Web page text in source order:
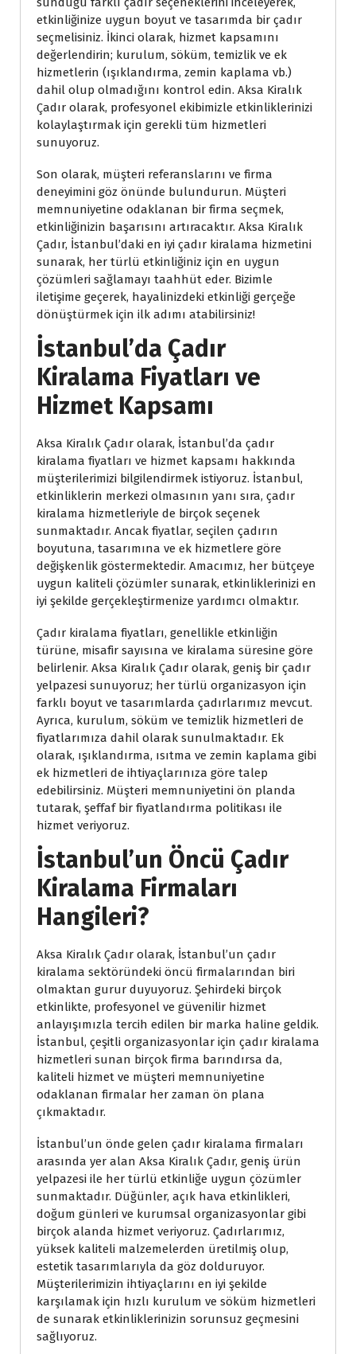
etkinliğinize uygun boyut ve tasarımda bir çadır
seçmelisiniz. İkinci olarak, hizmet kapsamını
değerlendirin; kurulum, söküm, temizlik ve ek
hizmetlerin (ışıklandırma, zemin kaplama vb.)
dahil olup olmadığını kontrol edin. Aksa Kiralık
Çadır olarak, profesyonel ekibimizle etkinliklerinizi
kolaylaştırmak için gerekli tüm hizmetleri
sunuyoruz.
Son olarak, müşteri referanslarını ve firma
deneyimini göz önünde bulundurun. Müşteri
memnuniyetine odaklanan bir firma seçmek,
etkinliğinizin başarısını artıracaktır. Aksa Kiralık
Çadır, İstanbul’daki en iyi çadır kiralama hizmetini
sunarak, her türlü etkinliğiniz için en uygun
çözümleri sağlamayı taahhüt eder. Bizimle
iletişime geçerek, hayalinizdeki etkinliği gerçeğe
dönüştürmek için ilk adımı atabilirsiniz!
İstanbul’da Çadır
Kiralama Fiyatları ve
Hizmet Kapsamı
Aksa Kiralık Çadır olarak, İstanbul’da çadır
kiralama fiyatları ve hizmet kapsamı hakkında
müşterilerimizi bilgilendirmek istiyoruz. İstanbul,
etkinliklerin merkezi olmasının yanı sıra, çadır
kiralama hizmetleriyle de birçok seçenek
sunmaktadır. Ancak fiyatlar, seçilen çadırın
boyutuna, tasarımına ve ek hizmetlere göre
değişkenlik göstermektedir. Amacımız, her bütçeye
uygun kaliteli çözümler sunarak, etkinliklerinizi en
iyi şekilde gerçekleştirmenize yardımcı olmaktır.
Çadır kiralama fiyatları, genellikle etkinliğin
türüne, misafir sayısına ve kiralama süresine göre
belirlenir. Aksa Kiralık Çadır olarak, geniş bir çadır
yelpazesi sunuyoruz; her türlü organizasyon için
farklı boyut ve tasarımlarda çadırlarımız mevcut.
Ayrıca, kurulum, söküm ve temizlik hizmetleri de
fiyatlarımıza dahil olarak sunulmaktadır. Ek
olarak, ışıklandırma, ısıtma ve zemin kaplama gibi
ek hizmetleri de ihtiyaçlarınıza göre talep
edebilirsiniz. Müşteri memnuniyetini ön planda
tutarak, şeffaf bir fiyatlandırma politikası ile
hizmet veriyoruz.
İstanbul’un Öncü Çadır
Kiralama Firmaları
Hangileri?
Aksa Kiralık Çadır olarak, İstanbul’un çadır
kiralama sektöründeki öncü firmalarından biri
olmaktan gurur duyuyoruz. Şehirdeki birçok
etkinlikte, profesyonel ve güvenilir hizmet
anlayışımızla tercih edilen bir marka haline geldik.
İstanbul, çeşitli organizasyonlar için çadır kiralama
hizmetleri sunan birçok firma barındırsa da,
kaliteli hizmet ve müşteri memnuniyetine
odaklanan firmalar her zaman ön plana
çıkmaktadır.
İstanbul’un önde gelen çadır kiralama firmaları
arasında yer alan Aksa Kiralık Çadır, geniş ürün
yelpazesi ile her türlü etkinliğe uygun çözümler
sunmaktadır. Düğünler, açık hava etkinlikleri,
doğum günleri ve kurumsal organizasyonlar gibi
birçok alanda hizmet veriyoruz. Çadırlarımız,
yüksek kaliteli malzemelerden üretilmiş olup,
estetik tasarımlarıyla da göz dolduruyor.
Müşterilerimizin ihtiyaçlarını en iyi şekilde
karşılamak için hızlı kurulum ve söküm hizmetleri
de sunarak etkinliklerinizin sorunsuz geçmesini
sağlıyoruz.